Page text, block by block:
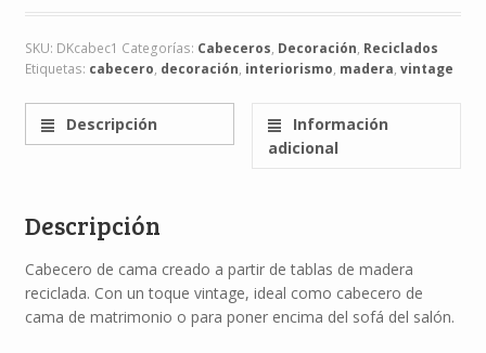
SKU: DKcabec1 Categorías: Cabeceros, Decoración, Reciclados
Etiquetas: cabecero, decoración, interiorismo, madera, vintage
Descripción
Información
adicional
Descripción
Cabecero de cama creado a partir de tablas de madera
reciclada. Con un toque vintage, ideal como cabecero de
cama de matrimonio o para poner encima del sofá del salón.